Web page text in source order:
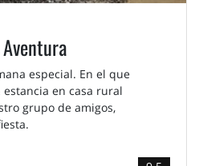
especial. En el que
en casa rural
grupo de amigos,